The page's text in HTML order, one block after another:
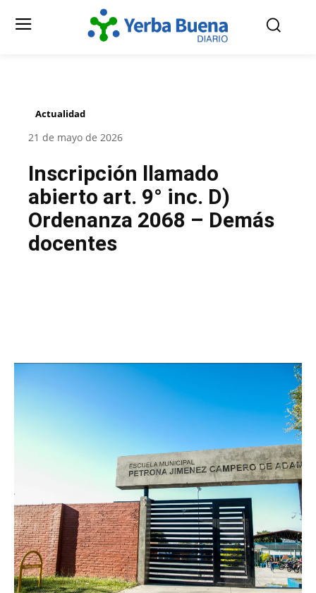
Actualidad
21 de mayo de 2026
Inscripción llamado
abierto art. 9° inc. D)
Ordenanza 2068 – Demás
docentes